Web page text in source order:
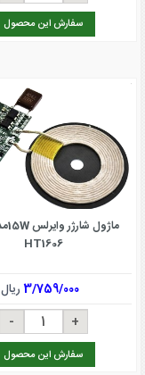
سفارش این محصول
HT1606
3/759/000ریال
سفارش این محصول